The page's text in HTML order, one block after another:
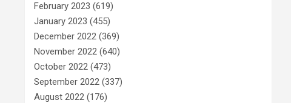
February 2023 (619)
January 2023 (455)
December 2022 (369)
November 2022 (640)
October 2022 (473)
September 2022 (337)
August 2022 (176)